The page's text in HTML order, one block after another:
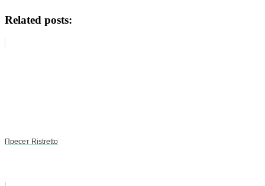
Related posts:
Пресет Ristretto